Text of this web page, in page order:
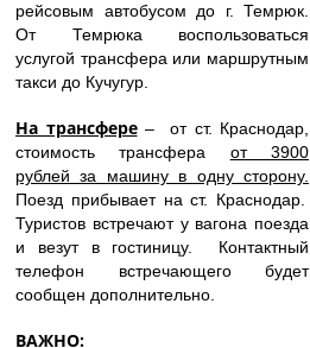
рейсовым автобусом до г. Темрюк.
От Темрюка воспользоваться
услугой трансфера или маршрутным
такси до Кучугур.
На трансфере– от ст. Краснодар,
стоимость трансфера от 3900
рублей за машину в одну сторону.
Поезд прибывает на ст. Краснодар.
Туристов встречают у вагона поезда
и везут в гостиницу. Контактный
телефон встречающего будет
сообщен дополнительно.
ВАЖНО: